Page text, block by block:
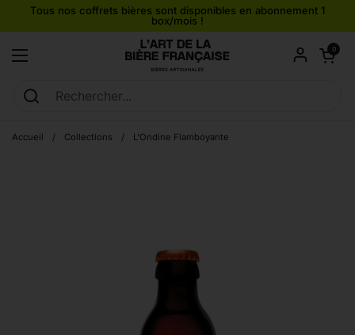
Passer au contenu
Tous nos coffrets bières sont disponibles en abonnement 1
box/mois !
Ouvrir le menu
Ouvrir le
0
Accueil / Collections / L'Ondine Flamboyante